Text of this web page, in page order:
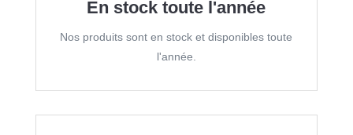
En stock toute l'année
Nos produits sont en stock et disponibles toute
l'année.